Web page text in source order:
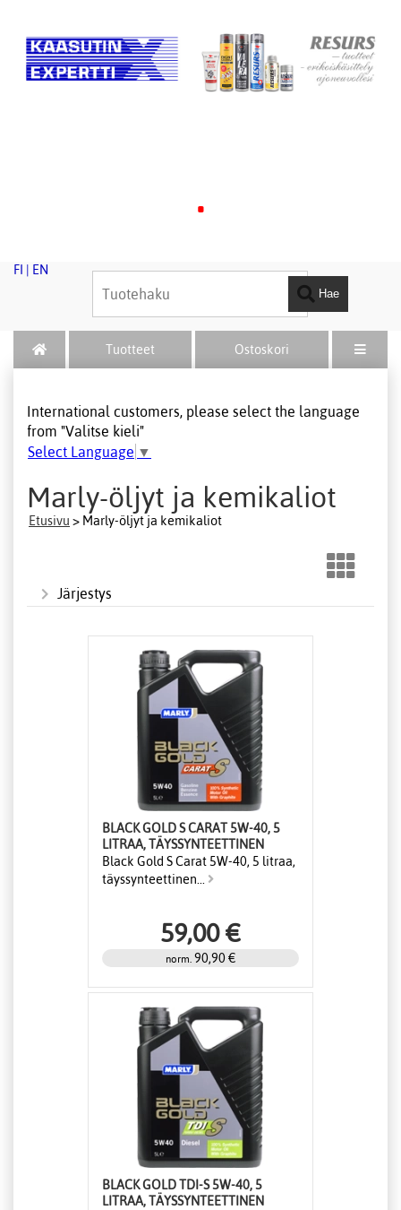
.
FI EN
Hae
Tuotteet Ostoskori
International customers, please select the language
from "Valitse kieli"
Select Language ▼
Marly-öljyt ja kemikaliot
Etusivu > Marly-öljyt ja kemikaliot
Järjestys
BLACK GOLD S CARAT 5W-40, 5
LITRAA, TÄYSSYNTEETTINEN
Black Gold S Carat 5W-40, 5 litraa,
täyssynteettinen...
59,00 €
norm. 90,90 €
BLACK GOLD TDI-S 5W-40, 5
LITRAA, TÄYSSYNTEETTINEN